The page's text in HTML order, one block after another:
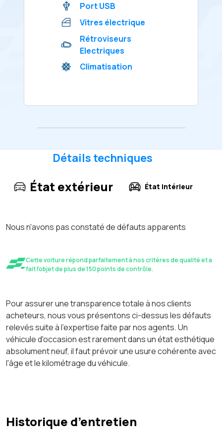
Port USB
Vitres électrique
Rétroviseurs
Electriques
Climatisation
Détails techniques
État extérieur État intérieur
Nous n'avons pas constaté de défauts apparents
Cette voiture répond parfaitement à nos critères de qualité et a
fait l'objet de plus de 150 points de contrôle.
Pour assurer une transparence totale à nos clients
acheteurs, nous vous présentons ci-dessus les défauts
relevés suite à l'expertise faite par nos agents. Un
véhicule d'occasion est rarement dans un état esthétique
absolument neuf, il faut prévoir une usure cohérente avec
l'âge et le kilométrage du véhicule.
Historique d’entretien